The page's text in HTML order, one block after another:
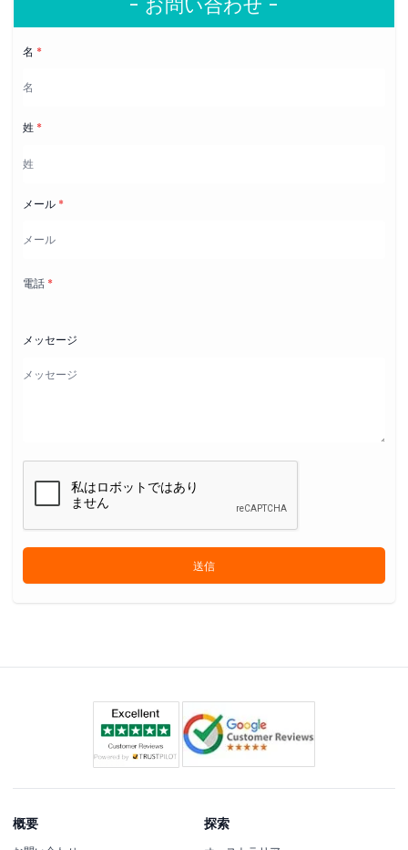
名 *
姓 *
メール *
電話 *
メッセージ
送信
概要 探索